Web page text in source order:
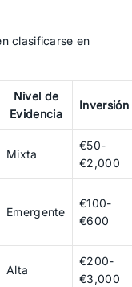
clasificarse en
Nivel de
Evidencia
Inversión
Mixta
€50-
€2,000
Emergente
€100-
€600
Alta
€200-
€3,000